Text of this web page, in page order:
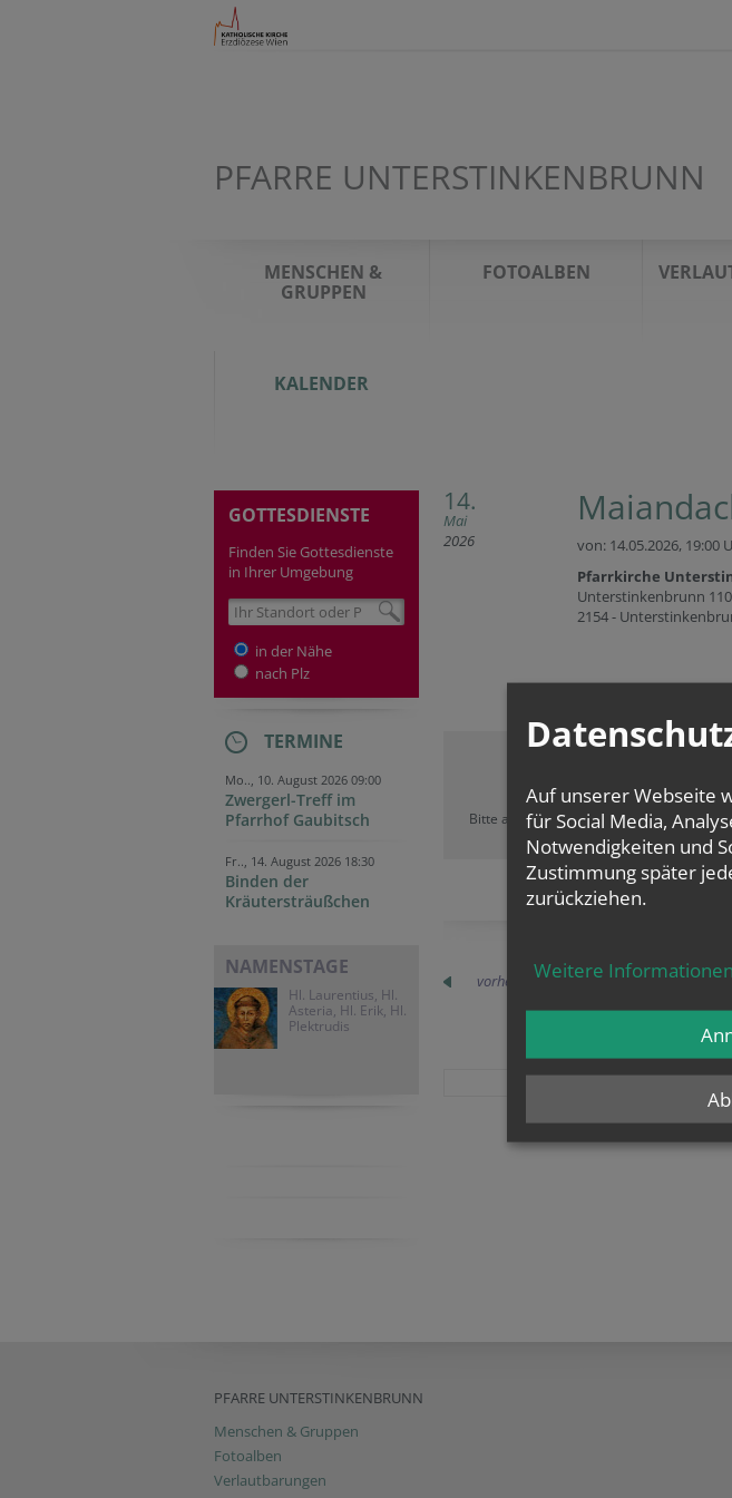
PFARRE UNTERSTINKENBRUNN
MENSCHEN &
GRUPPEN
FOTOALBEN
KALENDER
GOTTESDIENSTE
Finden Sie Gottesdienste
in Ihrer Umgebung
in der Nähe
nach Plz
TERMINE
Mo.., 10. August 2026 09:00
Zwergerl-Treff im
Pfarrhof Gaubitsch
Fr.., 14. August 2026 18:30
Binden der
Kräutersträußchen
NAMENSTAGE
Hl. Laurentius, Hl.
Asteria, Hl. Erik, Hl.
Plektrudis
14.
Mai
2026
von: 14.05.2026, 19:00
Pfarrkirche
Unterstinkenbrunn 110
2154 -
Bitte akzeptieren Sie
Cookies von
diesen Inhalt
vorherige
PFARRE UNTERSTINKENBRUNN
Menschen & Gruppen
Fotoalben
Verlautbarungen
Auf unserer Webseite
für Social Media,
Notwendigkeiten und
Zustimmung später
zurückziehen.
Weitere